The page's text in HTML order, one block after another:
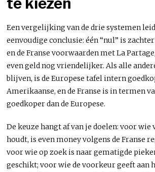
Een vergelijking van de drie systemen
eenvoudige conclusie: één “nul” is zachter
en de Franse voorwaarden met La
even geld nog vriendelijker. Als alle
blijven, is de Europese tafel intern
Amerikaanse, en de Franse is in termen
goedkoper dan de Europese.
De keuze hangt af van je doelen: voor wie
houdt, is even money volgens de Franse
voor wie op zoek is naar gematigde
geschikt; voor wie de voorkeur geeft aan